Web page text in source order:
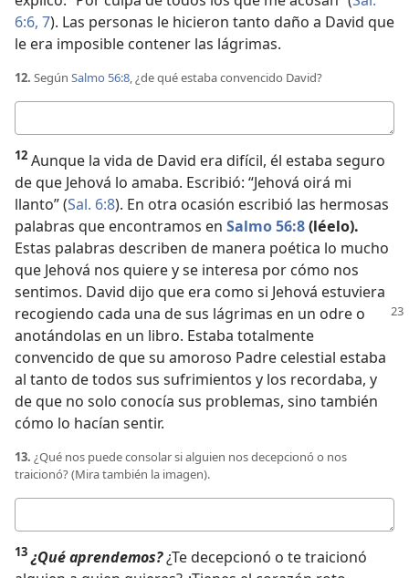
6:6, 7). Las personas le hicieron tanto daño a David que
le era imposible contener las lágrimas.
12. Según Salmo 56:8, ¿de qué estaba convencido David?
12 Aunque la vida de David era difícil, él estaba seguro
de que Jehová lo amaba. Escribió: “Jehová oirá mi
llanto” (Sal. 6:8). En otra ocasión escribió las hermosas
palabras que encontramos en Salmo 56:8(léelo).
Estas palabras describen de manera poética lo mucho
que Jehová nos quiere y se interesa por cómo nos
sentimos. David dijo que era como si Jehová estuviera
recogiendo cada una de sus lágrimas en un odre o
anotándolas en un libro. Estaba totalmente
convencido de que su amoroso Padre celestial estaba
al tanto de todos sus sufrimientos y los recordaba, y
de que no solo conocía sus problemas, sino también
cómo lo hacían sentir.
13. ¿Qué nos puede consolar si alguien nos decepcionó o nos
traicionó? (Mira también la imagen).
13 ¿Qué aprendemos?¿Te decepcionó o te traicionó